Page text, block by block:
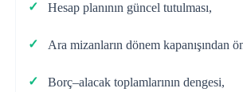
Hesap planının güncel tutulması,
Ara mizanların dönem kapanışından
Borç–alacak toplamlarının dengesi,